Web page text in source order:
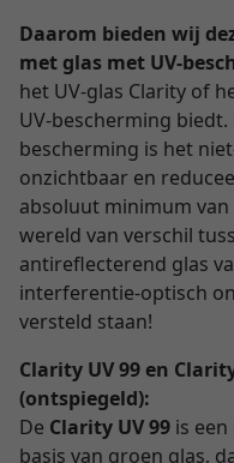
Daarom bieden wij
met glas met UV-
het UV-glas Clarity of
UV-bescherming biedt.
bescherming is het
onzichtbaar en
absoluut minimum van
wereld van verschil
antireflecterend glas
interferentie-optisch
versteld staan!
Clarity UV 99 en
(ontspiegeld):
De Clarity UV 99 is
basis van groen glas,